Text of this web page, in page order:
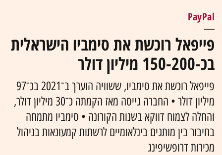
פייפאל רוכשת את סימביו הישראלית
בכ-150-200 מיליון דולר
פייפאל רוכשת את סימביו, ששוויה הוערך ב־2021 בכ־97
מיליון דולר • החברה גייסה מאז הקמתה כ־30 מיליון דולר,
והחלה לצמוח דווקא בשנות הקורונה • סימביו מתמחה
בחיבור בין מותגים בינלאומיים לרשתות קמעונאות בניהול
מכירות דרופשיפינג